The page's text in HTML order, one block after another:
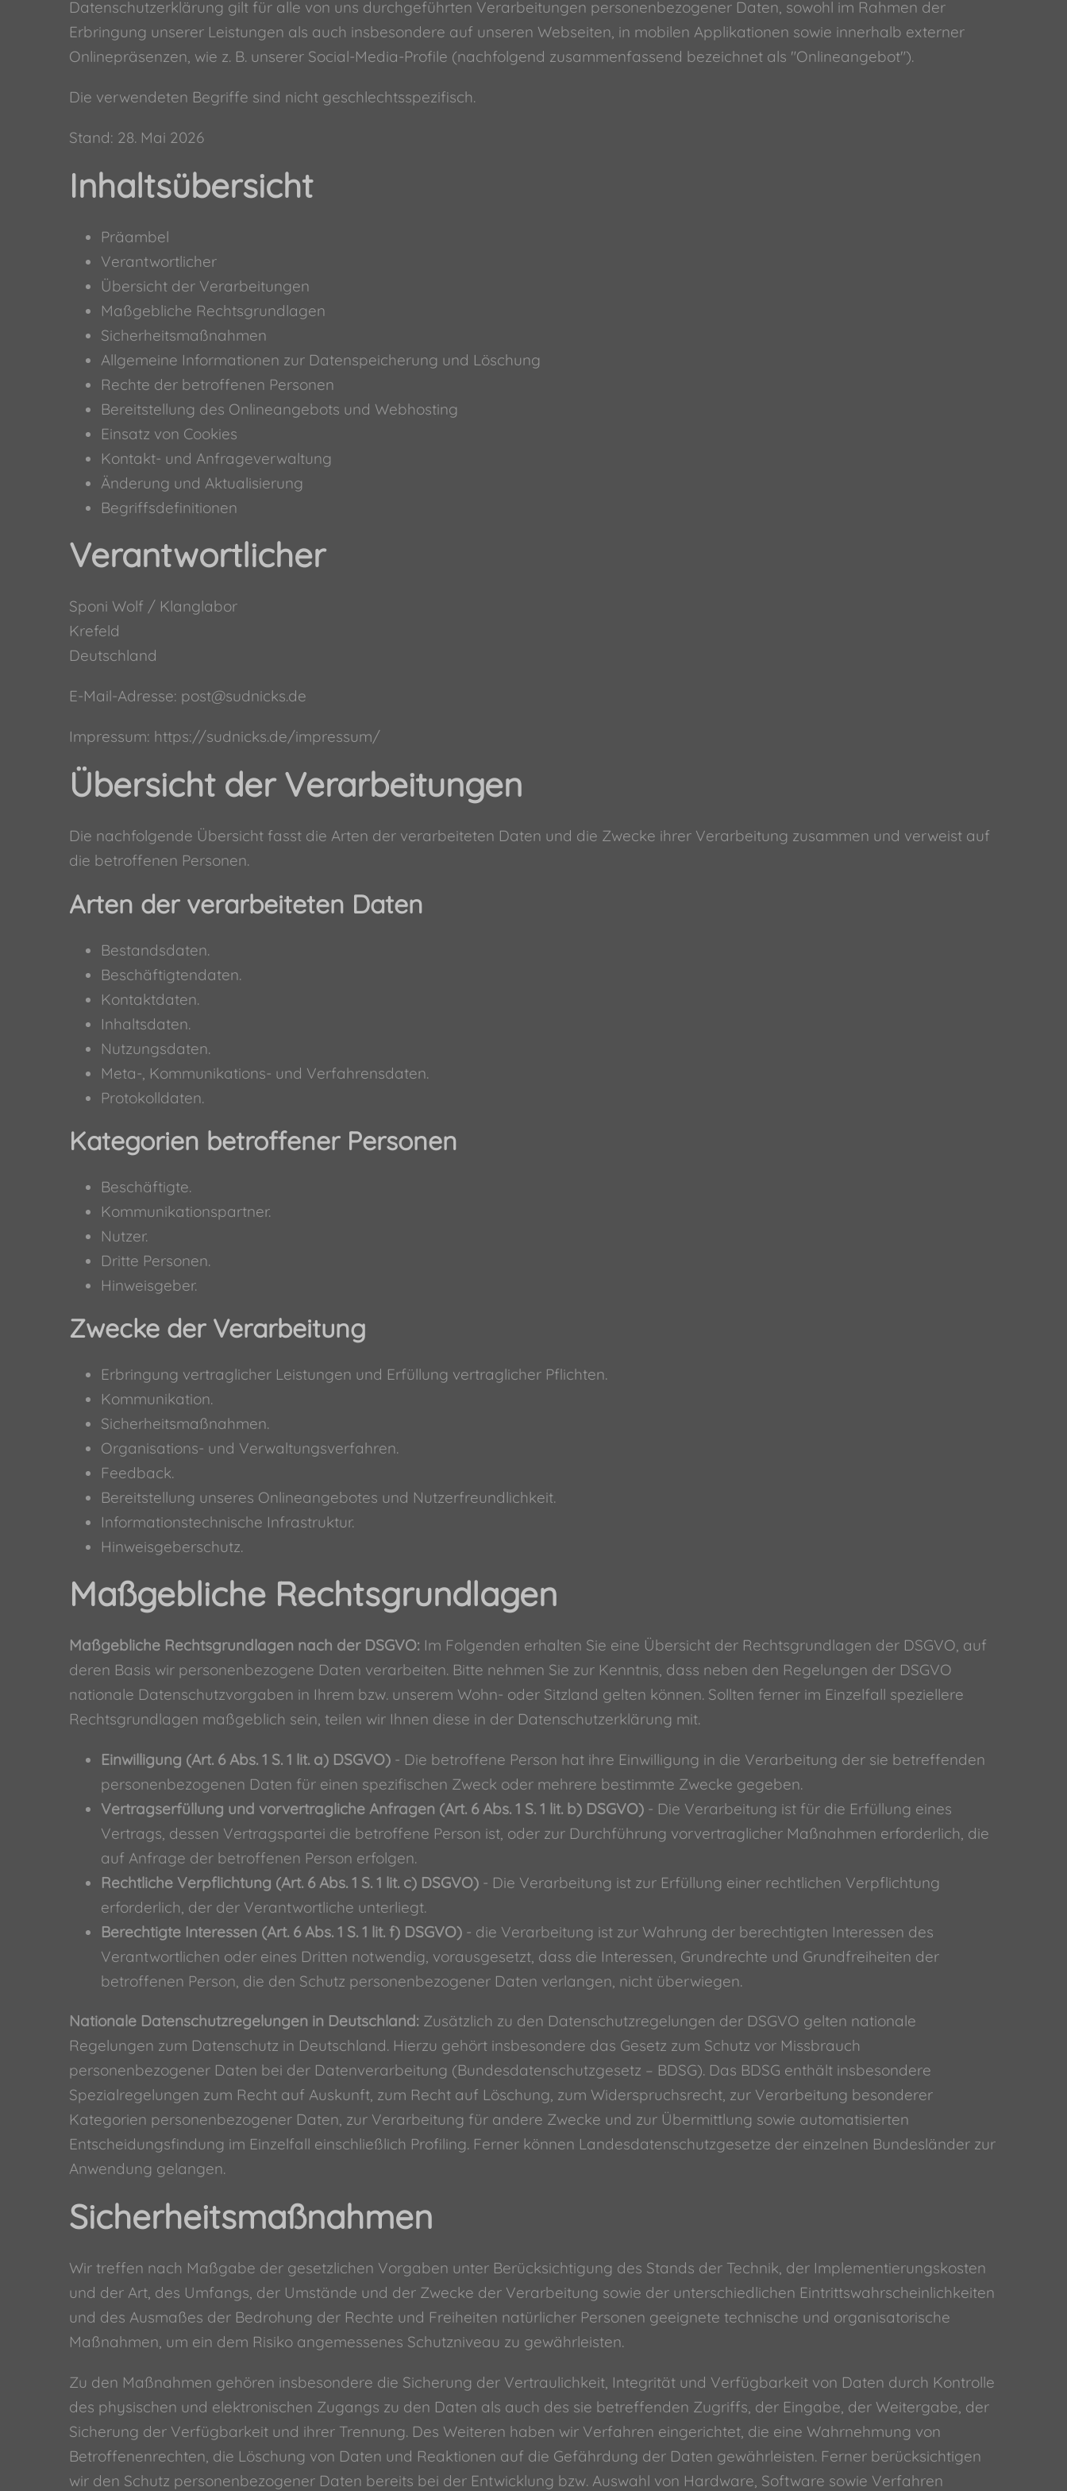
Datenschutzerklärung gilt für alle von uns durchgeführten Verarbeitungen personenbezogener Daten, sowohl im Rahmen der
Erbringung unserer Leistungen als auch insbesondere auf unseren Webseiten, in mobilen Applikationen sowie innerhalb externer
Onlinepräsenzen, wie z. B. unserer Social-Media-Profile (nachfolgend zusammenfassend bezeichnet als "Onlineangebot").
Die verwendeten Begriffe sind nicht geschlechtsspezifisch.
Stand: 28. Mai 2026
Inhaltsübersicht
Präambel
Verantwortlicher
Übersicht der Verarbeitungen
Maßgebliche Rechtsgrundlagen
Sicherheitsmaßnahmen
Allgemeine Informationen zur Datenspeicherung und Löschung
Rechte der betroffenen Personen
Bereitstellung des Onlineangebots und Webhosting
Einsatz von Cookies
Kontakt- und Anfrageverwaltung
Änderung und Aktualisierung
Begriffsdefinitionen
Verantwortlicher
Sponi Wolf / Klanglabor
Krefeld
Deutschland
E-Mail-Adresse: post@sudnicks.de
Impressum: https://sudnicks.de/impressum/
Übersicht der Verarbeitungen
Die nachfolgende Übersicht fasst die Arten der verarbeiteten Daten und die Zwecke ihrer Verarbeitung zusammen und verweist auf
die betroffenen Personen.
Arten der verarbeiteten Daten
Bestandsdaten.
Beschäftigtendaten.
Kontaktdaten.
Inhaltsdaten.
Nutzungsdaten.
Meta-, Kommunikations- und Verfahrensdaten.
Protokolldaten.
Kategorien betroffener Personen
Beschäftigte.
Kommunikationspartner.
Nutzer.
Dritte Personen.
Hinweisgeber.
Zwecke der Verarbeitung
Erbringung vertraglicher Leistungen und Erfüllung vertraglicher Pflichten.
Kommunikation.
Sicherheitsmaßnahmen.
Organisations- und Verwaltungsverfahren.
Feedback.
Bereitstellung unseres Onlineangebotes und Nutzerfreundlichkeit.
Informationstechnische Infrastruktur.
Hinweisgeberschutz.
Maßgebliche Rechtsgrundlagen
Maßgebliche Rechtsgrundlagen nach der DSGVO: Im Folgenden erhalten Sie eine Übersicht der Rechtsgrundlagen der DSGVO, auf
deren Basis wir personenbezogene Daten verarbeiten. Bitte nehmen Sie zur Kenntnis, dass neben den Regelungen der DSGVO
nationale Datenschutzvorgaben in Ihrem bzw. unserem Wohn- oder Sitzland gelten können. Sollten ferner im Einzelfall speziellere
Rechtsgrundlagen maßgeblich sein, teilen wir Ihnen diese in der Datenschutzerklärung mit.
Einwilligung (Art. 6 Abs. 1 S. 1 lit. a) DSGVO) - Die betroffene Person hat ihre Einwilligung in die Verarbeitung der sie betreffenden
personenbezogenen Daten für einen spezifischen Zweck oder mehrere bestimmte Zwecke gegeben.
Vertragserfüllung und vorvertragliche Anfragen (Art. 6 Abs. 1 S. 1 lit. b) DSGVO) - Die Verarbeitung ist für die Erfüllung eines
Vertrags, dessen Vertragspartei die betroffene Person ist, oder zur Durchführung vorvertraglicher Maßnahmen erforderlich, die
auf Anfrage der betroffenen Person erfolgen.
Rechtliche Verpflichtung (Art. 6 Abs. 1 S. 1 lit. c) DSGVO) - Die Verarbeitung ist zur Erfüllung einer rechtlichen Verpflichtung
erforderlich, der der Verantwortliche unterliegt.
Berechtigte Interessen (Art. 6 Abs. 1 S. 1 lit. f) DSGVO) - die Verarbeitung ist zur Wahrung der berechtigten Interessen des
Verantwortlichen oder eines Dritten notwendig, vorausgesetzt, dass die Interessen, Grundrechte und Grundfreiheiten der
betroffenen Person, die den Schutz personenbezogener Daten verlangen, nicht überwiegen.
Nationale Datenschutzregelungen in Deutschland: Zusätzlich zu den Datenschutzregelungen der DSGVO gelten nationale
Regelungen zum Datenschutz in Deutschland. Hierzu gehört insbesondere das Gesetz zum Schutz vor Missbrauch
personenbezogener Daten bei der Datenverarbeitung (Bundesdatenschutzgesetz – BDSG). Das BDSG enthält insbesondere
Spezialregelungen zum Recht auf Auskunft, zum Recht auf Löschung, zum Widerspruchsrecht, zur Verarbeitung besonderer
Kategorien personenbezogener Daten, zur Verarbeitung für andere Zwecke und zur Übermittlung sowie automatisierten
Entscheidungsfindung im Einzelfall einschließlich Profiling. Ferner können Landesdatenschutzgesetze der einzelnen Bundesländer zur
Anwendung gelangen.
Sicherheitsmaßnahmen
Wir treffen nach Maßgabe der gesetzlichen Vorgaben unter Berücksichtigung des Stands der Technik, der Implementierungskosten
und der Art, des Umfangs, der Umstände und der Zwecke der Verarbeitung sowie der unterschiedlichen Eintrittswahrscheinlichkeiten
und des Ausmaßes der Bedrohung der Rechte und Freiheiten natürlicher Personen geeignete technische und organisatorische
Maßnahmen, um ein dem Risiko angemessenes Schutzniveau zu gewährleisten.
Zu den Maßnahmen gehören insbesondere die Sicherung der Vertraulichkeit, Integrität und Verfügbarkeit von Daten durch Kontrolle
des physischen und elektronischen Zugangs zu den Daten als auch des sie betreffenden Zugriffs, der Eingabe, der Weitergabe, der
Sicherung der Verfügbarkeit und ihrer Trennung. Des Weiteren haben wir Verfahren eingerichtet, die eine Wahrnehmung von
Betroffenenrechten, die Löschung von Daten und Reaktionen auf die Gefährdung der Daten gewährleisten. Ferner berücksichtigen
wir den Schutz personenbezogener Daten bereits bei der Entwicklung bzw. Auswahl von Hardware, Software sowie Verfahren